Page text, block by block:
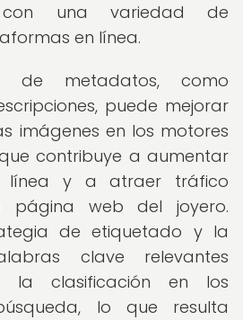
con una variedad de
en línea.
de metadatos, como
puede mejorar
imágenes en los motores
contribuye a aumentar
línea y a atraer tráfico
página web del joyero.
de etiquetado y la
clave relevantes
la clasificación en los
lo que resulta